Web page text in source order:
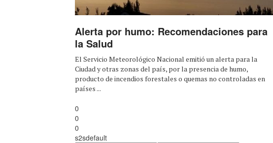
Alerta por humo: Recomendaciones para
la Salud
El Servicio Meteorológico Nacional emitió un alerta para la
Ciudad y otras zonas del país, por la presencia de humo,
producto de incendios forestales o quemas no controladas en
países ...
0
0
0
s2sdefault